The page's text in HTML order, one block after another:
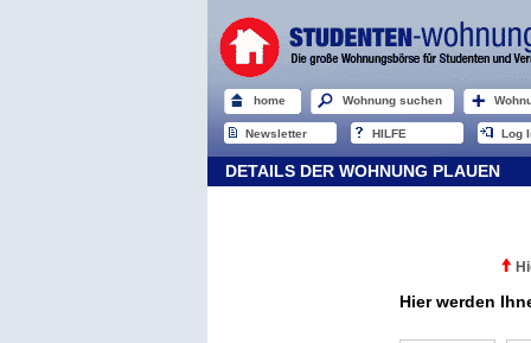
home Wohnung suchen
Newsletter HILFE Log
DETAILS DER WOHNUNG PLAUEN
Hier werden